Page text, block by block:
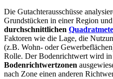
Die Gutachterausschüsse
Grundstücken in einer Region
durchschnittlichen
Faktoren wie die Lage, die
(z.B. Wohn- oder
Rolle. Der Bodenrichtwert wird in
Bodenrichtwertzonen
nach Zone einen anderen